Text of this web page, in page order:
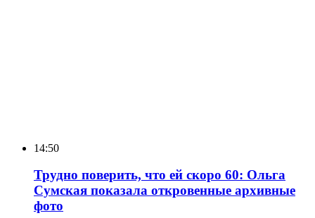
14:50
Трудно поверить, что ей скоро 60: Ольга
Сумская показала откровенные архивные
фото